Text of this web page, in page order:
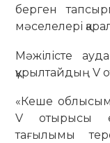
берген
мәселелері
Мәжілісте
құрылтайдың V
«Кеше
V отырысы
тағылымы